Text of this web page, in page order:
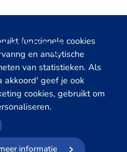
functionele cookies
en analytische
van statistieken. Als
akkoord' geef je ook
cookies, gebruikt om
informatie